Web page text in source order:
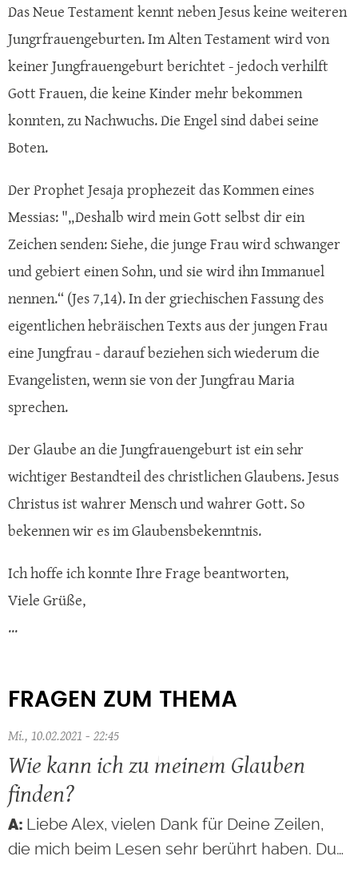
Das Neue Testament kennt neben Jesus keine weiteren
Jungrfrauengeburten. Im Alten Testament wird von
keiner Jungfrauengeburt berichtet - jedoch verhilft
Gott Frauen, die keine Kinder mehr bekommen
konnten, zu Nachwuchs. Die Engel sind dabei seine
Boten.
Der Prophet Jesaja prophezeit das Kommen eines
Messias: "„Deshalb wird mein Gott selbst dir ein
Zeichen senden: Siehe, die junge Frau wird schwanger
und gebiert einen Sohn, und sie wird ihn Immanuel
nennen.“ (Jes 7,14). In der griechischen Fassung des
eigentlichen hebräischen Texts aus der jungen Frau
eine Jungfrau - darauf beziehen sich wiederum die
Evangelisten, wenn sie von der Jungfrau Maria
sprechen.
Der Glaube an die Jungfrauengeburt ist ein sehr
wichtiger Bestandteil des christlichen Glaubens. Jesus
Christus ist wahrer Mensch und wahrer Gott. So
bekennen wir es im Glaubensbekenntnis.
Ich hoffe ich konnte Ihre Frage beantworten,
Viele Grüße,
...
FRAGEN ZUM THEMA
Mi., 10.02.2021 - 22:45
Wie kann ich zu meinem Glauben
finden?
Liebe Alex, vielen Dank für Deine Zeilen,
die mich beim Lesen sehr berührt haben. Du…